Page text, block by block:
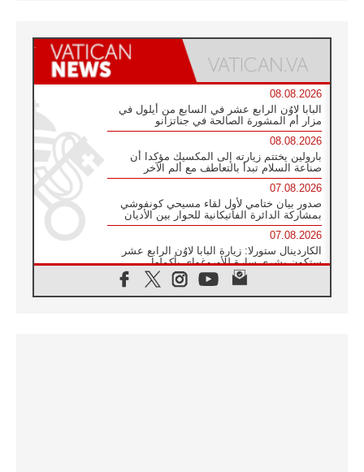
08.08.2026
البابا لاوُن الرابع عشر في السابع من أيلول في
مزار أم المشورة الصالحة في جناتزانو
08.08.2026
بارولين يختتم زيارته إلى المكسيك مؤكدا أن
صناعة السلام تبدأ بالتعاطف مع ألم الآخر
07.08.2026
صدور بيان ختامي لأول لقاء مسيحي كونفوشي
بمشاركة الدائرة الفاتيكانية للحوار بين الأديان
07.08.2026
الكاردينال ستورلا: زيارة البابا لاوُن الرابع عشر
ستكون بشرى سارة للأوروغواي بأكملها
الفاتيكان يعلن برنامج الزيارة الرسولية للبابا لاوُن